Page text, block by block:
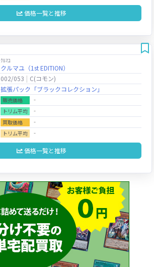
価格一覧と推移
ｸﾙﾏﾕ
クルマユ（1st EDITION）
002/053
C(コモン)
拡張パック「ブラックコレクション」
販売価格 ‐
トリム平均 ‐
買取価格 ‐
トリム平均 ‐
価格一覧と推移